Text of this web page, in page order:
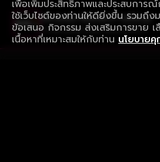
เพื่อเพิ่มประสิทธิภาพและประสบการ
ใช้เว็บไซต์ของท่านให้ดียิ่งขึ้น รวมถึง
ข้อเสนอ กิจกรรม ส่งเสริมการขาย เ
เนื้อหาที่เหมาะสมให้กับท่าน นโยบายคุ
ใช้งานแอป ลื่นไหลกว่า ไม่มีสะดุด
ดาวน์โหลดแอปเพื่อการรับชมที่ดีกว่า